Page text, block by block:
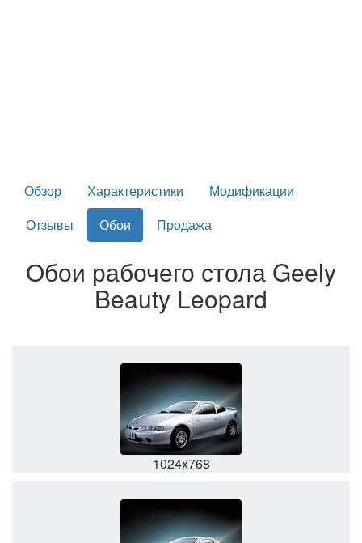
Обзор Характеристики
Модификации
Отзывы
Обои Продажа
Обои рабочего стола Geely
Beauty Leopard
1024x768